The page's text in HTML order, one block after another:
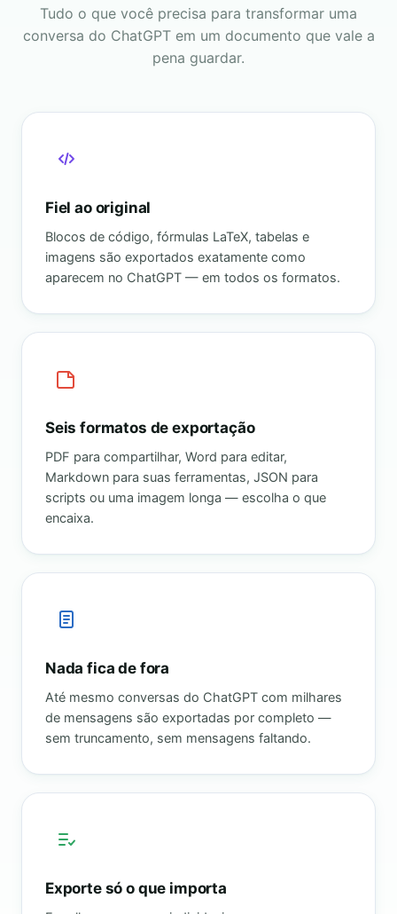
Tudo o que você precisa para transformar uma
conversa do ChatGPT em um documento que vale a
pena guardar.
Fiel ao original
Blocos de código, fórmulas LaTeX, tabelas e
imagens são exportados exatamente como
aparecem no ChatGPT — em todos os formatos.
Seis formatos de exportação
PDF para compartilhar, Word para editar,
Markdown para suas ferramentas, JSON para
scripts ou uma imagem longa — escolha o que
encaixa.
Nada fica de fora
Até mesmo conversas do ChatGPT com milhares
de mensagens são exportadas por completo —
sem truncamento, sem mensagens faltando.
Exporte só o que importa